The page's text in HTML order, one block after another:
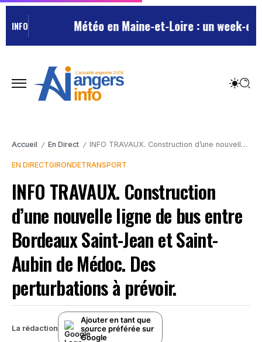
INFO Météo en Maine-et-Loire : un week-
Accueil / En Direct / INFO TRAVAUX. Construction d’une nouvelle ligne de bus entre Bordeaux Saint-Jean et Saint-Aubin de Médoc. Des perturbations à prévoir.
EN DIRECTGIRONDETRANSPORT
INFO TRAVAUX. Construction
d’une nouvelle ligne de bus entre
Bordeaux Saint-Jean et Saint-
Aubin de Médoc. Des
perturbations à prévoir.
La rédaction
Ajouter en tant que
source préférée sur
Google